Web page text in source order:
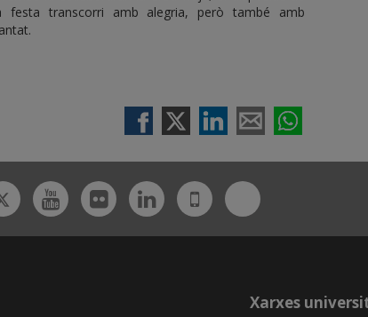
transcorri amb alegria, però també amb
TwitterYoutubeFlickrLinkedin
UdL
App
Bluesky
Xarxes